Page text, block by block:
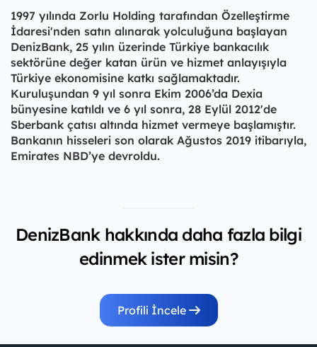
1997 yılında Zorlu Holding tarafından Özelleştirme
İdaresi'nden satın alınarak yolculuğuna başlayan
DenizBank, 25 yılın üzerinde Türkiye bankacılık
sektörüne değer katan ürün ve hizmet anlayışıyla
Türkiye ekonomisine katkı sağlamaktadır.
Kuruluşundan 9 yıl sonra Ekim 2006’da Dexia
bünyesine katıldı ve 6 yıl sonra, 28 Eylül 2012'de
Sberbank çatısı altında hizmet vermeye başlamıştır.
Bankanın hisseleri son olarak Ağustos 2019 itibarıyla,
Emirates NBD’ye devroldu.
DenizBank hakkında daha fazla bilgi
edinmek ister misin?
Profili İncele